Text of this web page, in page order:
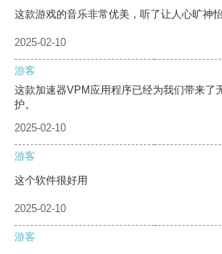
这款游戏的音乐非常优美，听了让人心旷神怡
2025-02-10
游客
这款加速器VPM应用程序已经为我们带来了
护。
2025-02-10
游客
这个软件很好用
2025-02-10
游客